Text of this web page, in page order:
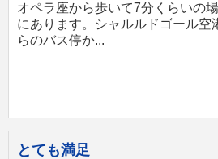
オペラ座から歩いて7分くらいの
にあります。シャルルドゴール空
らのバス停か...
とても満足